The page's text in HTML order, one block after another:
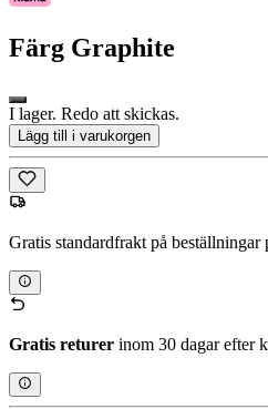
Färg Graphite
I lager. Redo att skickas.
Lägg till i varukorgen
Gratis standardfrakt på beställningar
Gratis returer inom 30 dagar efter